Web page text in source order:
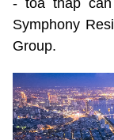
Symphony
Group.